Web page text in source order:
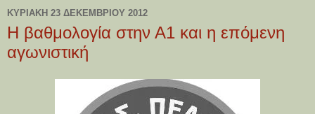
ΚΥΡΙΑΚΉ 23 ΔΕΚΕΜΒΡΊΟΥ 2012
Η βαθμολογία στην Α1 και η επόμενη
αγωνιστική